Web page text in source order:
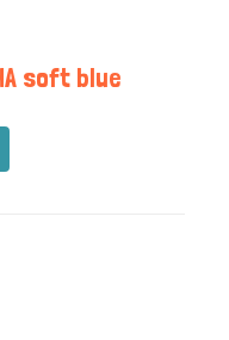
soft blue